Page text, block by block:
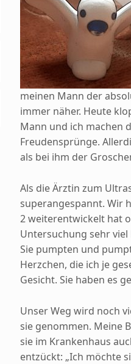
meinen Mann der
immer näher. Heute
Mann und ich machen
Freudensprünge.
als bei ihm der
Als die Ärztin zum
superangespannt. Wir
2 weiterentwickelt hat
Untersuchung sehr viel
Sie pumpten und
Herzchen, die ich je
Gesicht. Sie haben es
Unser Weg wird noch
sie genommen. Meine
sie im Krankenhaus
entzückt: „Ich möchte